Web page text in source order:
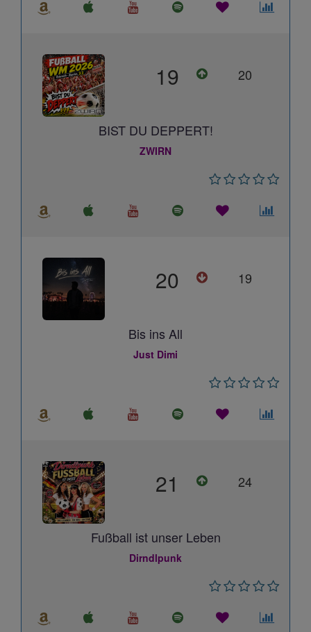
19 20
BIST DU DEPPERT!
ZWIRN
20 19
Bis ins All
Just Dimi
21 24
Fußball ist unser Leben
Dirndlpunk